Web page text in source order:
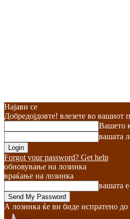
Најави се
Добредојдовте! влезете во вашиот
Вашето
вашата
Forgot your password? Get help
обновување на лозинка
враќање на лозинка
вашата
А лозинка ќе ви биде испратено до